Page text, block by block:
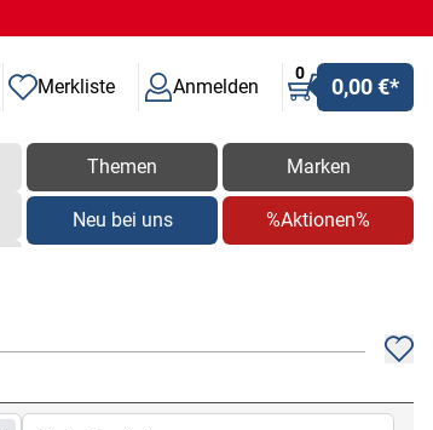
Merkliste Anmelden
0
0,00 €*
Themen Marken
Neu bei uns %Aktionen%